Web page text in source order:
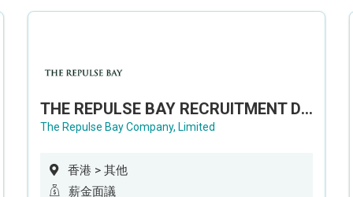
THE REPULSE BAY RECRUITMENT DAY 淺水灣影灣園人才招聘會
The Repulse Bay Company, Limited
香港 > 其他
薪金面議